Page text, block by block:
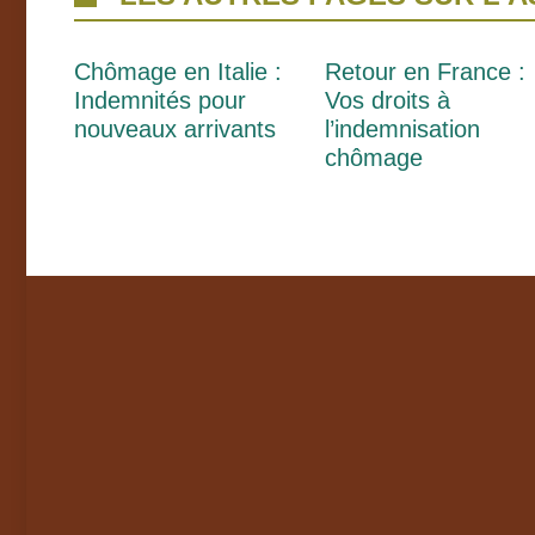
Chômage en Italie :
Indemnités pour
nouveaux arrivants
Retour en France :
Vos droits à
l’indemnisation
chômage